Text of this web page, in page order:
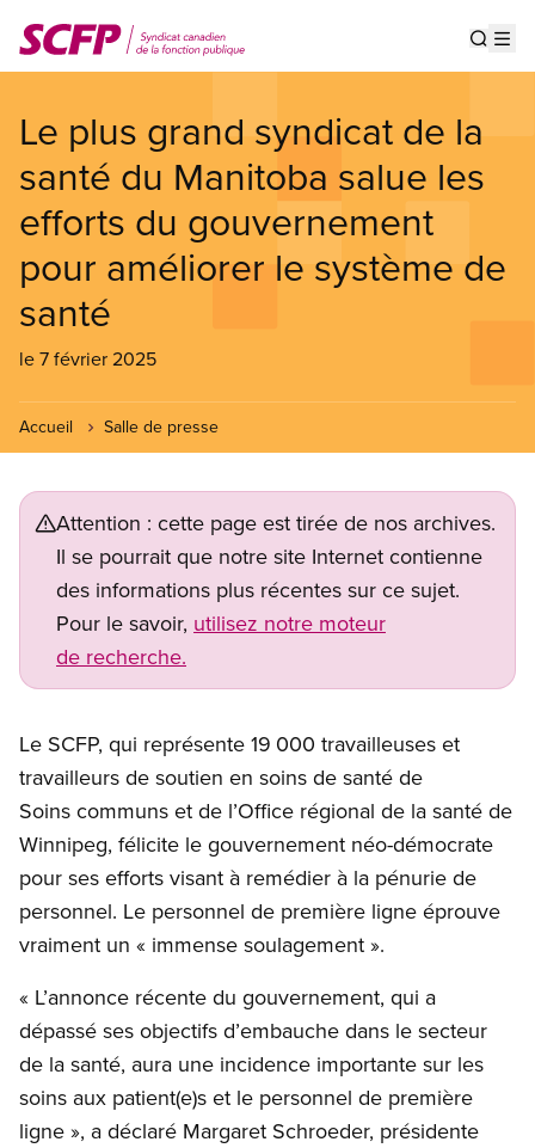
au
contenu
Le plus grand syndicat de la
santé du Manitoba salue les
efforts du gouvernement
pour améliorer le système de
santé
le 7 février 2025
Accueil Salle de presse
Attention : cette page est tirée de nos archives.
Il se pourrait que notre site Internet contienne
des informations plus récentes sur ce sujet.
Pour le savoir, utilisez notre moteur
de recherche.
Le SCFP, qui représente 19 000 travailleuses et
travailleurs de soutien en soins de santé de
Soins communs et de l’Office régional de la santé de
Winnipeg, félicite le gouvernement néo-démocrate
pour ses efforts visant à remédier à la pénurie de
personnel. Le personnel de première ligne éprouve
vraiment un « immense soulagement ».
« L’annonce récente du gouvernement, qui a
dépassé ses objectifs d’embauche dans le secteur
de la santé, aura une incidence importante sur les
soins aux patient(e)s et le personnel de première
ligne », a déclaré Margaret Schroeder, présidente